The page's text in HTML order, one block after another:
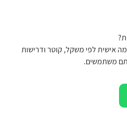
אישית לפי משקל, קוטר ודרישות
משתמשים.